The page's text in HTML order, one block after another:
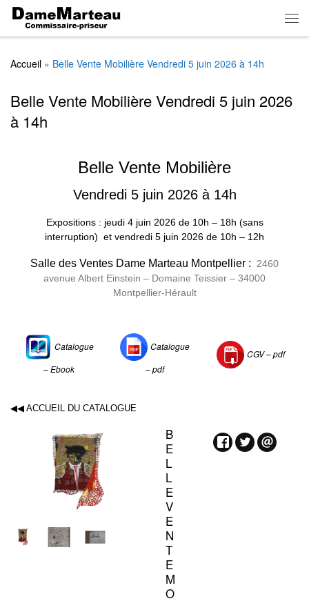
Skip to content
Accueil » Belle Vente Mobilière Vendredi 5 juin 2026 à 14h
Belle Vente Mobilière Vendredi 5 juin 2026
à 14h
Belle Vente Mobilière
Vendredi 5 juin 2026 à 14h
Expositions : jeudi 4 juin 2026de 10h – 18h (sans
interruption) et vendredi 5 juin 2026 de 10h – 12h
Salle des Ventes Dame Marteau Montpellier :
2460
avenue Albert Einstein – Domaine Teissier – 34000
Montpellier-Hérault
Catalogue
– Ebook
Catalogue
– pdf
CGV –pdf
◀◀ ACCUEIL DU CATALOGUE
B
E
L
L
E
V
E
N
T
E
M
O